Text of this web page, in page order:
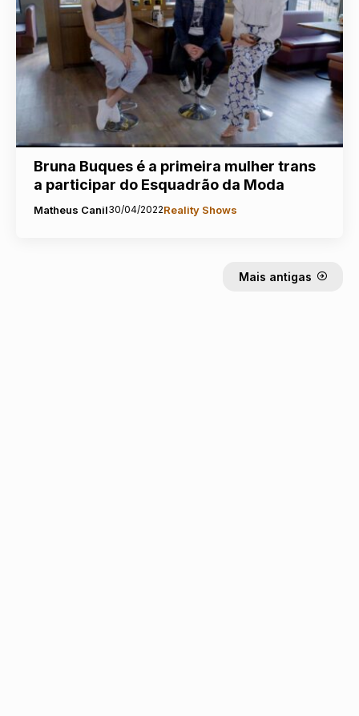
Bruna Buques é a primeira mulher trans
a participar do Esquadrão da Moda
Matheus Canil30/04/2022Reality Shows
Mais antigas